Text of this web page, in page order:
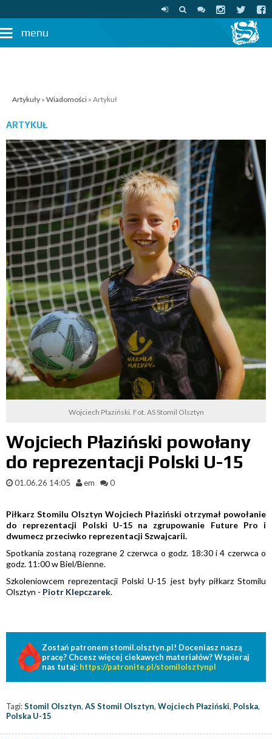
menu
Artykuły » Wiadomości » Artykuł
ARTYKUŁ
Wojciech Płaziński. Fot. AS Stomil Olsztyn
Wojciech Płaziński powołany
do reprezentacji Polski U-15
01.06.26 14:05 em 0
Piłkarz Stomilu Olsztyn Wojciech Płaziński otrzymał powołanie
do reprezentacji Polski U-15 na zgrupowanie Future Pro i
dwumecz przeciwko reprezentacji Szwajcarii.
Spotkania zostaną rozegrane 2 czerwca o godz. 18:30 i 4 czerwca o
godz. 11:00 w Biel/Bienne.
Szkoleniowcem reprezentacji Polski U-15 jest były piłkarz Stomilu
Olsztyn - Piotr Klepczarek.
Zostań patronem stomil.olsztyn.pl! Doceniasz naszą
pracę? Chcesz więcej ciekawych materiałów? Wspieraj
nas tutaj: https://patronite.pl/stomilolsztynpl
Tagi:Stomil Olsztyn, AS Stomil Olsztyn, Wojciech Płaziński, Polska,
Polska U-15